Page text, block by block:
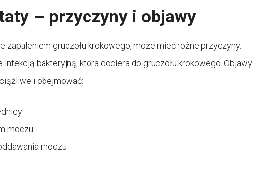
– przyczyny i objawy
zapaleniem gruczołu krokowego, może mieć różne przyczyny.
bakteryjną, która dociera do gruczołu krokowego. Objawy
i obejmować:
moczu
moczu